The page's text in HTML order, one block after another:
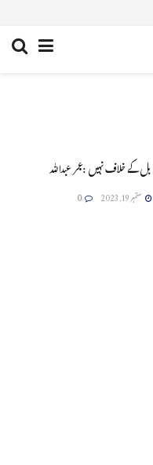
کے خلاف نہیں :عمر عبداللہ
ستمبر 19, 2023 0